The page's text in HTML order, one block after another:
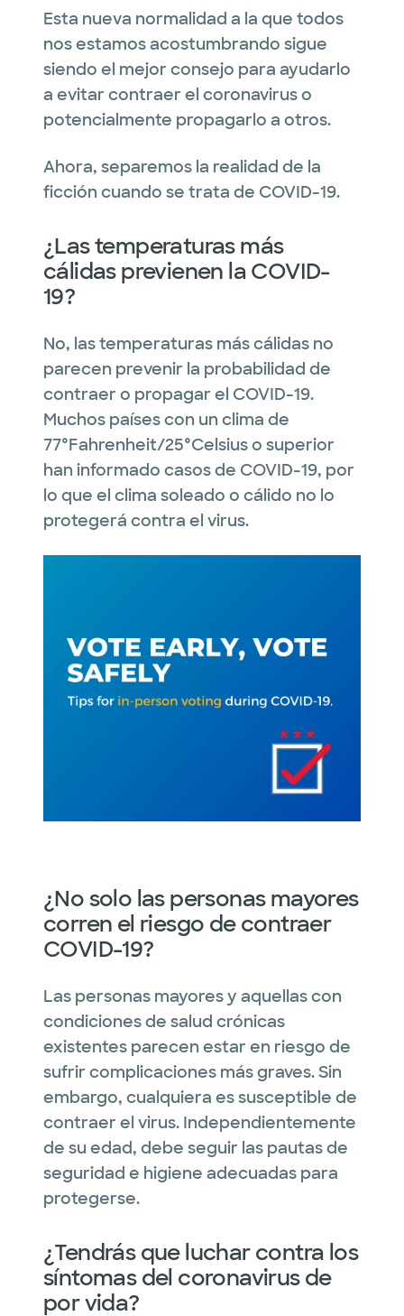
Esta nueva normalidad a la que todos
nos estamos acostumbrando sigue
siendo el mejor consejo para ayudarlo
a evitar contraer el coronavirus o
potencialmente propagarlo a otros.
Ahora, separemos la realidad de la
ficción cuando se trata de COVID-19.
¿Las temperaturas más
cálidas previenen la COVID-
19?
No, las temperaturas más cálidas no
parecen prevenir la probabilidad de
contraer o propagar el COVID-19.
Muchos países con un clima de
77°Fahrenheit/25°Celsius o superior
han informado casos de COVID-19, por
lo que el clima soleado o cálido no lo
protegerá contra el virus.
¿No solo las personas mayores
corren el riesgo de contraer
COVID-19?
Las personas mayores y aquellas con
condiciones de salud crónicas
existentes parecen estar en riesgo de
sufrir complicaciones más graves. Sin
embargo, cualquiera es susceptible de
contraer el virus. Independientemente
de su edad, debe seguir las pautas de
seguridad e higiene adecuadas para
protegerse.
¿Tendrás que luchar contra los
síntomas del coronavirus de
por vida?